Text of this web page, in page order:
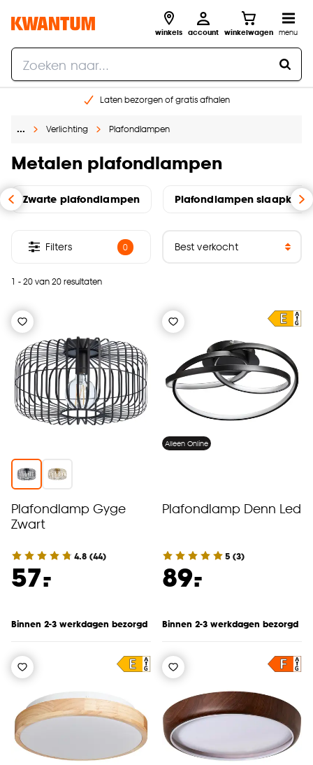
winkels account winkelwagen menu
Laten bezorgen of gratis afhalen
Gratis raam advies en opmeten aan huis
… Verlichting Plafondlampen
Metalen plafondlampen
Zwarte plafondlampen Plafondlampen
1 - 20 van 20 resultaten
Filters 0
Plafondlamp Gyge
Zwart
4.8 (44)
57.
-
Binnen 2-3 werkdagen bezorgd
Alleen Online
Plafondlamp Denn Led
5 (3)
89.
-
Binnen 2-3 werkdagen bezorgd